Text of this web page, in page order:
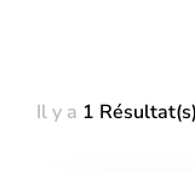
Il y a 1 Résultat(s)